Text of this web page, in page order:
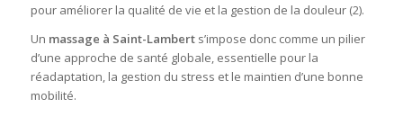
pour améliorer la qualité de vie et la gestion de la douleur (2).
Un massage à Saint-Lamberts’impose donc comme un pilier
d’une approche de santé globale, essentielle pour la
réadaptation, la gestion du stress et le maintien d’une bonne
mobilité.